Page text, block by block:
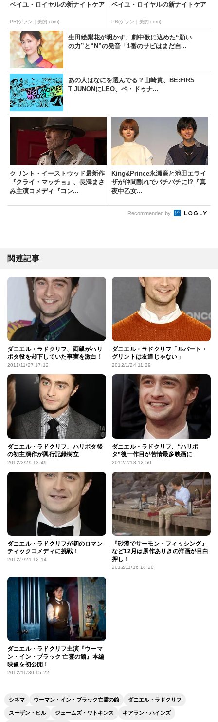
ベイユ・ロイヤルの新ナイトケア
PR(ゲラン｜美的.com)
ベイユ・ロイヤルの新ナイトケア
PR(ゲラン｜美的.com)
生田絵梨花が明かす、劇中歌に込めた“願い
の力”と“N”の発音「1番のサビはまだ自...
あの人はなにを選んでる？山崎貴、BE:FIRS
T JUNONにLEO、ペ・ドゥナ...
クリント・イーストウッド最新作
『クライ・マッチョ』、長澤まさ
み主演コメディ『コン...
King&Prince永瀬廉と池田エライ
ザが仲間割れでバチバチに!?『真
夜中乙女...
Recommended by
関連記事
ダニエル・ラドクリフ、両親がハリ
ポタ役を却下していた事実を激白！
2011/11/27 17:12
ダニエル・ラドクリフ「ルパート・
グリントは友達じゃない」
2012/1/24 11:29
ダニエル・ラドクリフ、ハリポタ後
の初主演作が興行記録樹立
2012/2/29 13:49
ダニエル・ラドクリフ、“ハリポ
タ”後一作目が苦情最多映画に
2012/7/13 12:50
ダニエル・ラドクリフが初のロマン
ティックコメディに挑戦！
2012/7/21 12:14
『砂漠でサーモン・フィッシング』
など12月は原作ありきの洋画が目白
押し！
2012/11/16 18:20
ダニエル・ラドクリフ主演『ウーマ
ン・イン・ブラック 亡霊の館』本編
映像を初公開！
2012/11/30 15:22
シネマ ウーマン・イン・ブラック亡霊の館 ダニエル・ラドクリフ
スーザン・ヒル ジェームズ・ワトキンス キアラン・ハインズ